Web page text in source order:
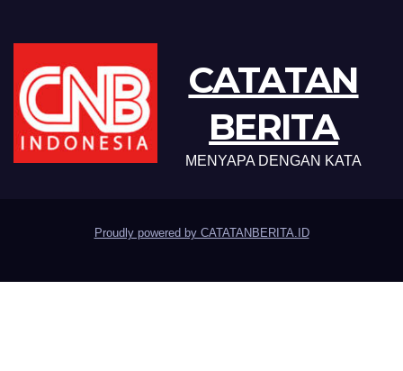
CATATAN
BERITA
MENYAPA DENGAN KATA
Proudly powered by CATATANBERITA.ID